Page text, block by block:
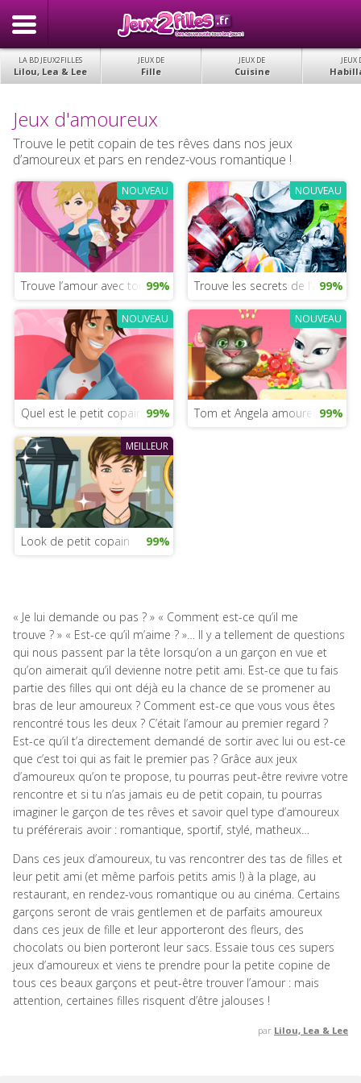
LA BD JEUX2FILLES
Lilou, Lea & Lee
JEUX DE
Fille
JEUX DE
Cuisine
JEUX
Jeux d'amoureux
Trouve le petit copain de tes rêves dans nos jeux
d’amoureux et pars en rendez-vous romantique !
NOUVEAU
Trouve l’amour avec ton téléphone portable
99%
NOUVEAU
Trouve les secrets de l’amour
99%
NOUVEAU
Quel est le petit copain idéal ?
99%
NOUVEAU
Tom et Angela amoureux99%
MEILLEUR
Look de petit copain 99%
« Je lui demande ou pas ? » « Comment est-ce qu’il me
trouve ? » « Est-ce qu’il m’aime ? »… Il y a tellement de questions
qui nous passent par la tête lorsqu’on a un garçon en vue et
qu’on aimerait qu’il devienne notre petit ami. Est-ce que tu fais
partie des filles qui ont déjà eu la chance de se promener au
bras de leur amoureux ? Comment est-ce que vous vous êtes
rencontré tous les deux ? C’était l’amour au premier regard ?
Est-ce qu’il t’a directement demandé de sortir avec lui ou est-ce
que c’est toi qui as fait le premier pas ? Grâce aux jeux
d’amoureux qu’on te propose, tu pourras peut-être revivre votre
rencontre et si tu n’as jamais eu de petit copain, tu pourras
imaginer le garçon de tes rêves et savoir quel type d’amoureux
tu préférerais avoir : romantique, sportif, stylé, matheux…
Dans ces jeux d’amoureux, tu vas rencontrer des tas de filles et
leur petit ami (et même parfois petits amis !) à la plage, au
restaurant, en rendez-vous romantique ou au cinéma. Certains
garçons seront de vrais gentlemen et de parfaits amoureux
dans ces jeux de fille et leur apporteront des fleurs, des
chocolats ou bien porteront leur sacs. Essaie tous ces supers
jeux d’amoureux et viens te prendre pour la petite copine de
tous ces beaux garçons et peut-être trouver l’amour : mais
attention, certaines filles risquent d’être jalouses !
par Lilou, Lea & Lee